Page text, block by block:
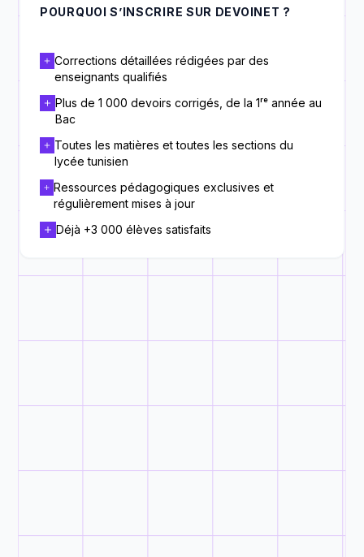
POURQUOI S’INSCRIRE SUR DEVOINET ?
Corrections détaillées rédigées par des
enseignants qualifiés
Plus de 1 000 devoirs corrigés, de la 1ʳᵉ année au
Bac
Toutes les matières et toutes les sections du
lycée tunisien
Ressources pédagogiques exclusives et
régulièrement mises à jour
Déjà +3 000 élèves satisfaits